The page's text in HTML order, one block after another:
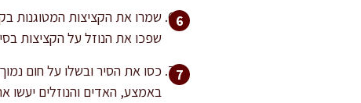
שמרו את הקציצות המטוגנות
שפכו את הנוזל על הקציצות בסיר, כך
באמצע, האדים והנוזלים יעשו